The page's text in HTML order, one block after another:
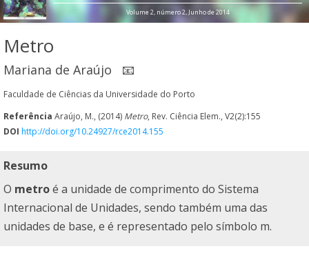
Volume 2, número 2, Junho de 2014
Metro
Mariana de Araújo 📧
Faculdade de Ciências da Universidade do Porto
Referência Araújo, M., (2014) Metro, Rev. Ciência Elem., V2(2):155
DOI http://doi.org/10.24927/rce2014.155
Resumo
O metroé a unidade de comprimento do Sistema
Internacional de Unidades, sendo também uma das
unidades de base, e é representado pelo símbolo m.